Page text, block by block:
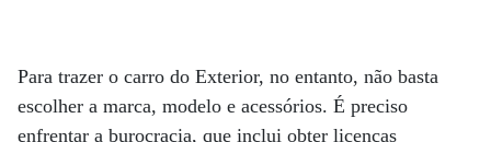
Para trazer o carro do Exterior, no entanto, não basta
escolher a marca, modelo e acessórios. É preciso
enfrentar a burocracia, que inclui obter licenças